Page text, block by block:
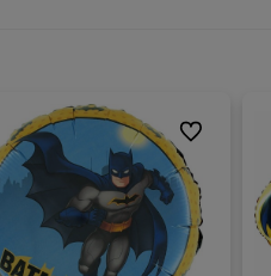
Do ulubionych